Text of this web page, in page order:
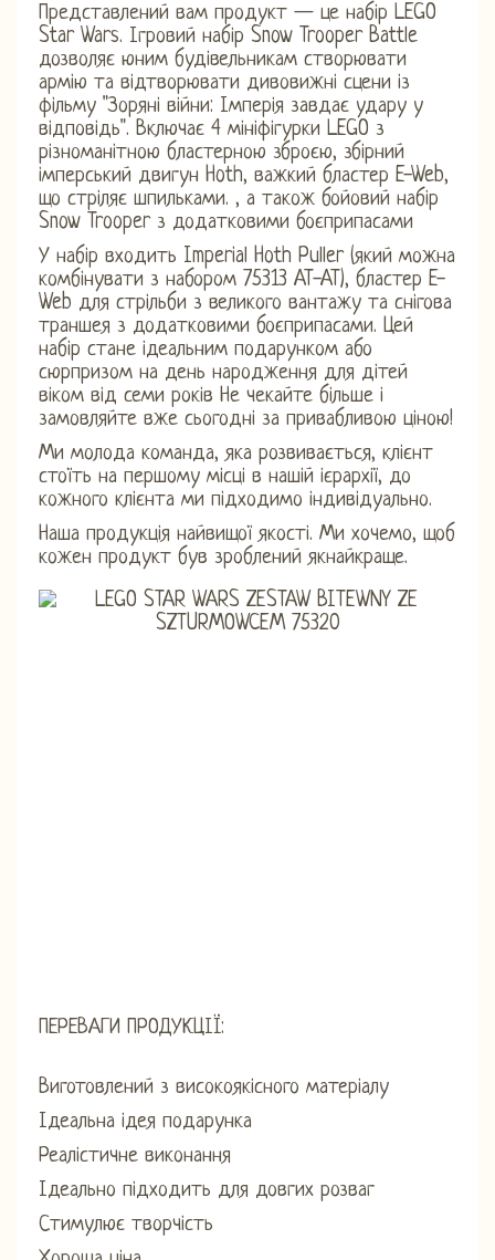
Представлений вам продукт — це набір LEGO
Star Wars. Ігровий набір Snow Trooper Battle
дозволяє юним будівельникам створювати
армію та відтворювати дивовижні сцени із
фільму "Зоряні війни: Імперія завдає удару у
відповідь". Включає 4 мініфігурки LEGO з
різноманітною бластерною зброєю, збірний
імперський двигун Hoth, важкий бластер E-Web,
що стріляє шпильками. , а також бойовий набір
Snow Trooper з додатковими боєприпасами
У набір входить Imperial Hoth Puller (який можна
комбінувати з набором 75313 AT-AT), бластер E-
Web для стрільби з великого вантажу та снігова
траншея з додатковими боєприпасами. Цей
набір стане ідеальним подарунком або
сюрпризом на день народження для дітей
віком від семи років Не чекайте більше і
замовляйте вже сьогодні за привабливою ціною!
Ми молода команда, яка розвивається, клієнт
стоїть на першому місці в нашій ієрархії, до
кожного клієнта ми підходимо індивідуально.
Наша продукція найвищої якості. Ми хочемо, щоб
кожен продукт був зроблений якнайкраще.
ПЕРЕВАГИ ПРОДУКЦІЇ:
Виготовлений з високоякісного матеріалу
Ідеальна ідея подарунка
Реалістичне виконання
Ідеально підходить для довгих розваг
Стимулює творчість